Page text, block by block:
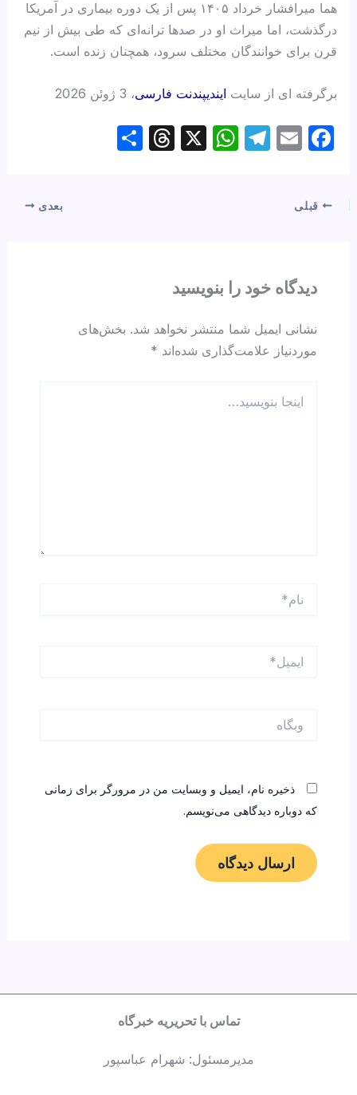
هما میرافشار خرداد ۱۴۰۵ پس از یک دوره بیماری در آمریکا
درگذشت، اما میراث او در صدها ترانه‌ای که طی بیش از نیم
قرن برای خوانندگان مختلف سرود، همچنان زنده است.
برگرفته ای از سایت ایندیپندنت فارسی، 3 ژوئن 2026
F
e
o
k
E
T
W
p
X
T
قبلی بعدی
دیدگاه‌ خود را بنویسید
نشانی ایمیل شما منتشر نخواهد شد. بخش‌های
موردنیاز علامت‌گذاری شده‌اند *
بنویسید…
ذخیره نام، ایمیل و وبسایت من در مرورگر برای زمانی
که دوباره دیدگاهی می‌نویسم.
تماس با تحریریه خبرگاه
مدیرمسئول: شهرام عباسپور